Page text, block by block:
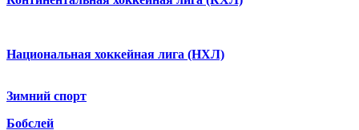
Национальная хоккейная лига (НХЛ)
Зимний спорт
Бобслей